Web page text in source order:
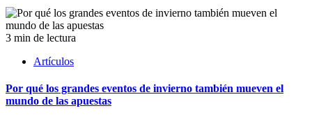
3 min de lectura
Artículos
Por qué los grandes eventos de invierno también mueven el
mundo de las apuestas